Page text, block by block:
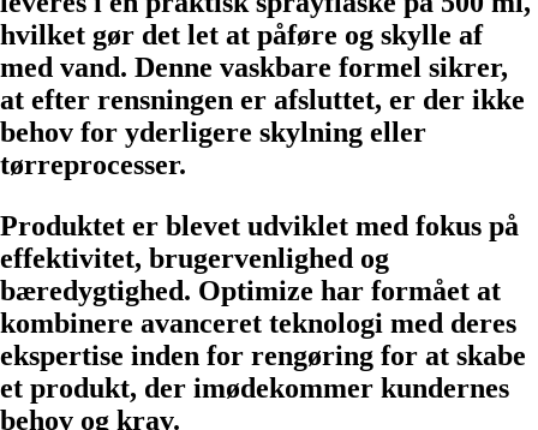
hvilket gør det let at påføre og skylle af
med vand. Denne vaskbare formel sikrer,
at efter rensningen er afsluttet, er der ikke
behov for yderligere skylning eller
tørreprocesser.
Produktet er blevet udviklet med fokus på
effektivitet, brugervenlighed og
bæredygtighed. Optimize har formået at
kombinere avanceret teknologi med deres
ekspertise inden for rengøring for at skabe
et produkt, der imødekommer kundernes
behov og krav.